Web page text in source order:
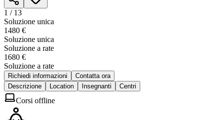
1 / 13
Soluzione unica
1480 €
Soluzione unica
Soluzione a rate
1680 €
Soluzione a rate
Richiedi informazioni
Contatta ora
Descrizione
Location Insegnanti Centri
Corsi offline